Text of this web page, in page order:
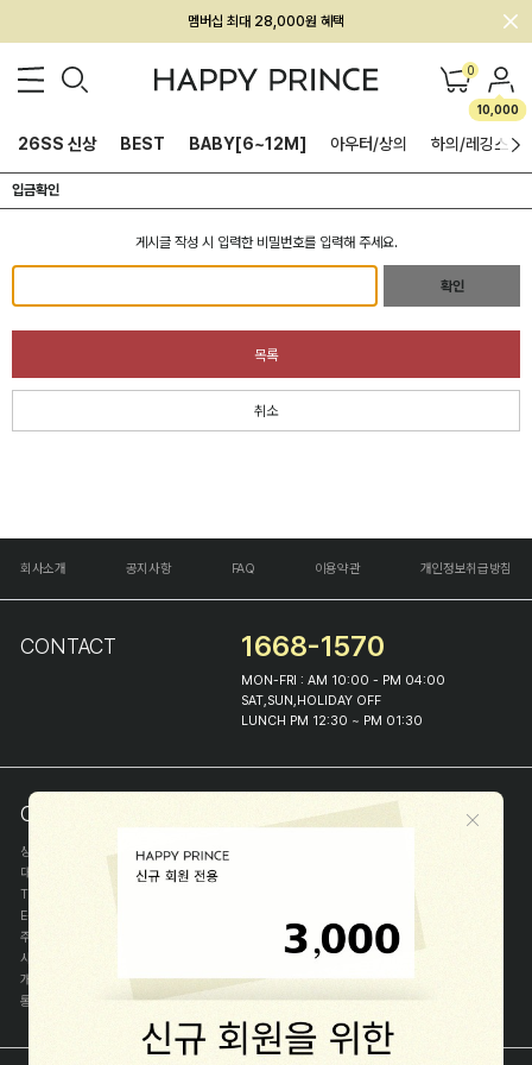
멤버십 최대 28,000원 혜택
0
10,000
26SS 신상 BEST BABY[6~12M] 아우터/상의 하의/레깅스
입금확인
게시글 작성 시 입력한 비밀번호를 입력해 주세요.
확인
목록
취소
회사소개 공지사항 FAQ 이용약관 개인정보취급방침
CONTACT 1668-1570
MON-FRI : AM 10:00 - PM 04:00
SAT,SUN,HOLIDAY OFF
LUNCH PM 12:30 ~ PM 01:30
COMPANY INFO
상호
(주)해피프린스
대표
이화진
TEL
E-MAIL
주소
사업자등록번호
개인정보관리자
이화진
통신판매신고번호
제 2018-서울종로-1384 호[사업자정보확인]